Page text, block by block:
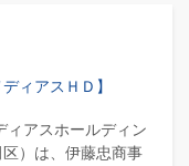
ィアスＨＤ】
ィアスホールディン
）は、伊藤忠商事